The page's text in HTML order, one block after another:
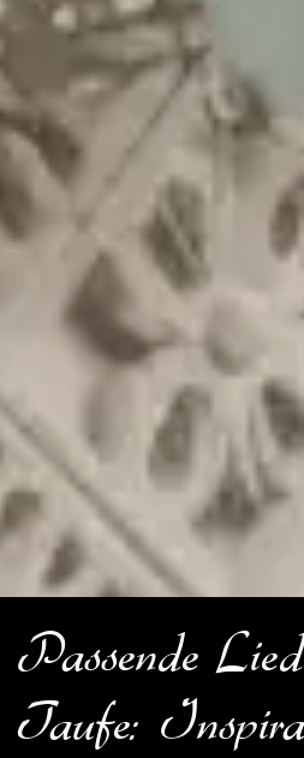
Passende
Taufe: